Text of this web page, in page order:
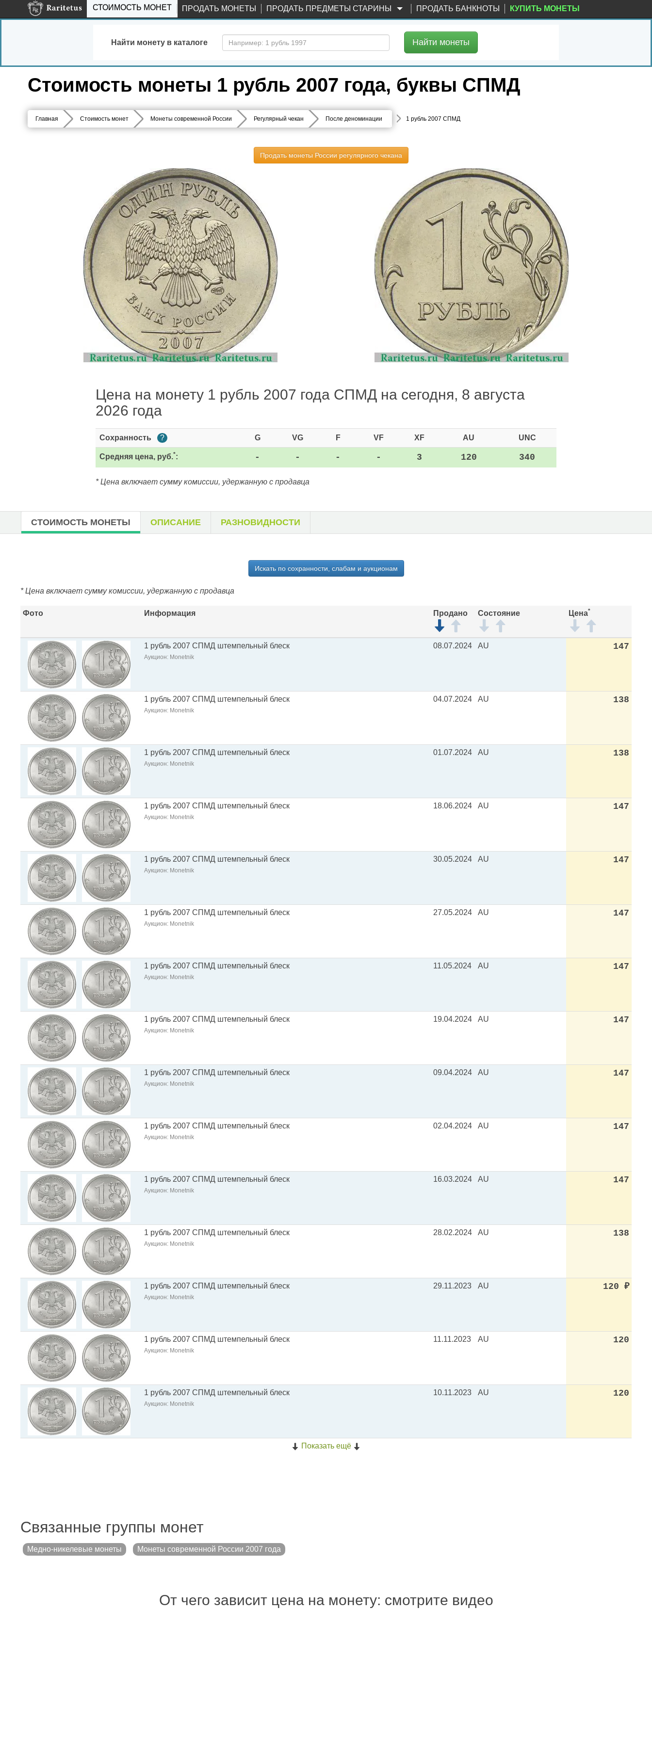
СТОИМОСТЬ МОНЕТ ПРОДАТЬ МОНЕТЫ ПРОДАТЬ ПРЕДМЕТЫ СТАРИНЫ ПРОДАТЬ БАНКНОТЫ КУПИТЬ МОНЕТЫ
Найти монету в каталоге Найти монеты
Стоимость монеты 1 рубль 2007 года, буквы СПМД
Главная Стоимость монет Монеты современной России Регулярный чекан После деноминации 1 рубль 2007 СПМД
Продать монеты России регулярного чекана
Цена на монету 1 рубль 2007 года СПМД на сегодня, 8 августа
2026 года
Сохранность ? G VG F VF XF AU UNC
Средняя цена, руб.*: - - - - 3 120 340
* Цена включает сумму комиссии, удержанную с продавца
СТОИМОСТЬ МОНЕТЫ ОПИСАНИЕ РАЗНОВИДНОСТИ
Искать по сохранности, слабам и аукционам
* Цена включает сумму комиссии, удержанную с продавца
Фото Информация Продано Состояние Цена*
1 рубль 2007 СПМД штемпельный блеск
Аукцион: Monetnik
08.07.2024 AU 147
1 рубль 2007 СПМД штемпельный блеск
Аукцион: Monetnik
04.07.2024 AU 138
1 рубль 2007 СПМД штемпельный блеск
Аукцион: Monetnik
01.07.2024 AU 138
1 рубль 2007 СПМД штемпельный блеск
Аукцион: Monetnik
18.06.2024 AU 147
1 рубль 2007 СПМД штемпельный блеск
Аукцион: Monetnik
30.05.2024 AU 147
1 рубль 2007 СПМД штемпельный блеск
Аукцион: Monetnik
27.05.2024 AU 147
1 рубль 2007 СПМД штемпельный блеск
Аукцион: Monetnik
11.05.2024 AU 147
1 рубль 2007 СПМД штемпельный блеск
Аукцион: Monetnik
19.04.2024 AU 147
1 рубль 2007 СПМД штемпельный блеск
Аукцион: Monetnik
09.04.2024 AU 147
1 рубль 2007 СПМД штемпельный блеск
Аукцион: Monetnik
02.04.2024 AU 147
1 рубль 2007 СПМД штемпельный блеск
Аукцион: Monetnik
16.03.2024 AU 147
1 рубль 2007 СПМД штемпельный блеск
Аукцион: Monetnik
28.02.2024 AU 138
1 рубль 2007 СПМД штемпельный блеск
Аукцион: Monetnik
29.11.2023 AU 120 ₽
1 рубль 2007 СПМД штемпельный блеск
Аукцион: Monetnik
11.11.2023 AU 120
1 рубль 2007 СПМД штемпельный блеск
Аукцион: Monetnik
10.11.2023 AU 120
Показать ещё
Связанные группы монет
Медно-никелевые монеты Монеты современной России 2007 года
От чего зависит цена на монету: смотрите видео